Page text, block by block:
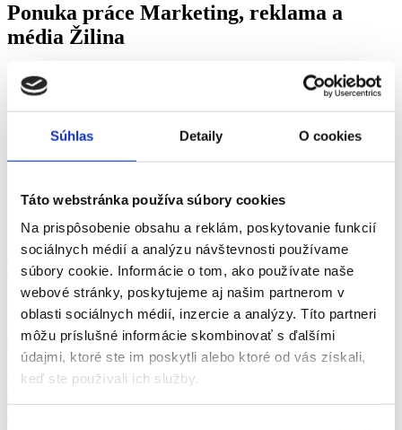
Súhlas Detaily O cookies
Táto webstránka používa súbory cookies
Na prispôsobenie obsahu a reklám, poskytovanie funkcií
sociálnych médií a analýzu návštevnosti používame
súbory cookie. Informácie o tom, ako používate naše
webové stránky, poskytujeme aj našim partnerom v
oblasti sociálnych médií, inzercie a analýzy. Títo partneri
môžu príslušné informácie skombinovať s ďalšími
údajmi, ktoré ste im poskytli alebo ktoré od vás získali,
keď ste používali ich služby.
Ponuka práce Marketing, reklama a
média Žilina
Práca Marketing, reklama a média Žilina a okolie - vyberte si z viac
ako 0+ overených ponúk práce v odbore Marketing, reklama a
Žilinazkrácený úvazek >
Pozor chyba!
Adresa pracoviště
Doprava a zásobovanie (1)
Automobilový priemysel (1)
Administratíva (1)
Výroba a priemysel (2)
Ubytovanie, cestovný ruch, gastronómia
Chémia a potravinárstvo
Ekonomika
Technika, elektrotechnika, energetika
Bankovníctvo a poisťovníctvo
Informačné technológie